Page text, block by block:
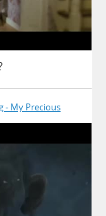
- My Precious